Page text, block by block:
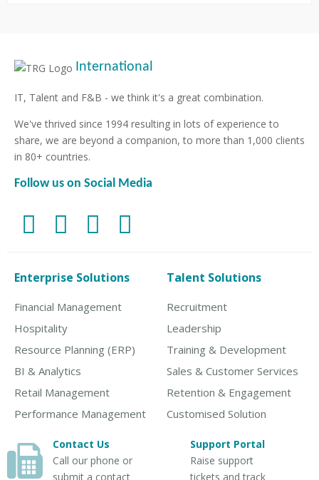
International
IT, Talent and F&B - we think it's a great combination.
We've thrived since 1994 resulting in lots of experience to
share, we are beyond a companion, to more than 1,000 clients
in 80+ countries.
Follow us on Social Media
Enterprise Solutions
Financial Management
Hospitality
Resource Planning (ERP)
BI & Analytics
Retail Management
Performance Management
Talent Solutions
Recruitment
Leadership
Training & Development
Sales & Customer Services
Retention & Engagement
Customised Solution
Contact Us
Call our phone or
submit a contact
Support Portal
Raise support
tickets and track